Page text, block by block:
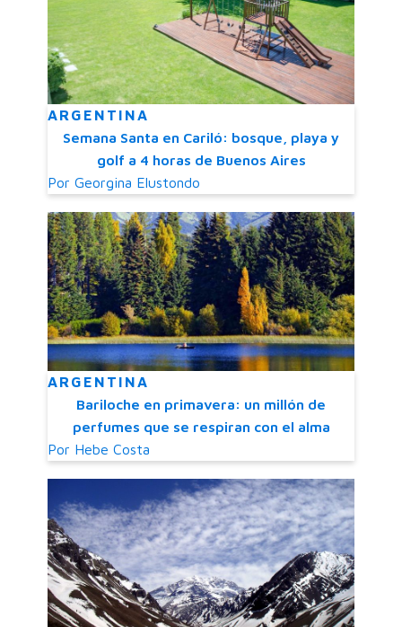
ARGENTINA
Semana Santa en Cariló: bosque, playa y
golf a 4 horas de Buenos Aires
Por Georgina Elustondo
ARGENTINA
Bariloche en primavera: un millón de
perfumes que se respiran con el alma
Por Hebe Costa